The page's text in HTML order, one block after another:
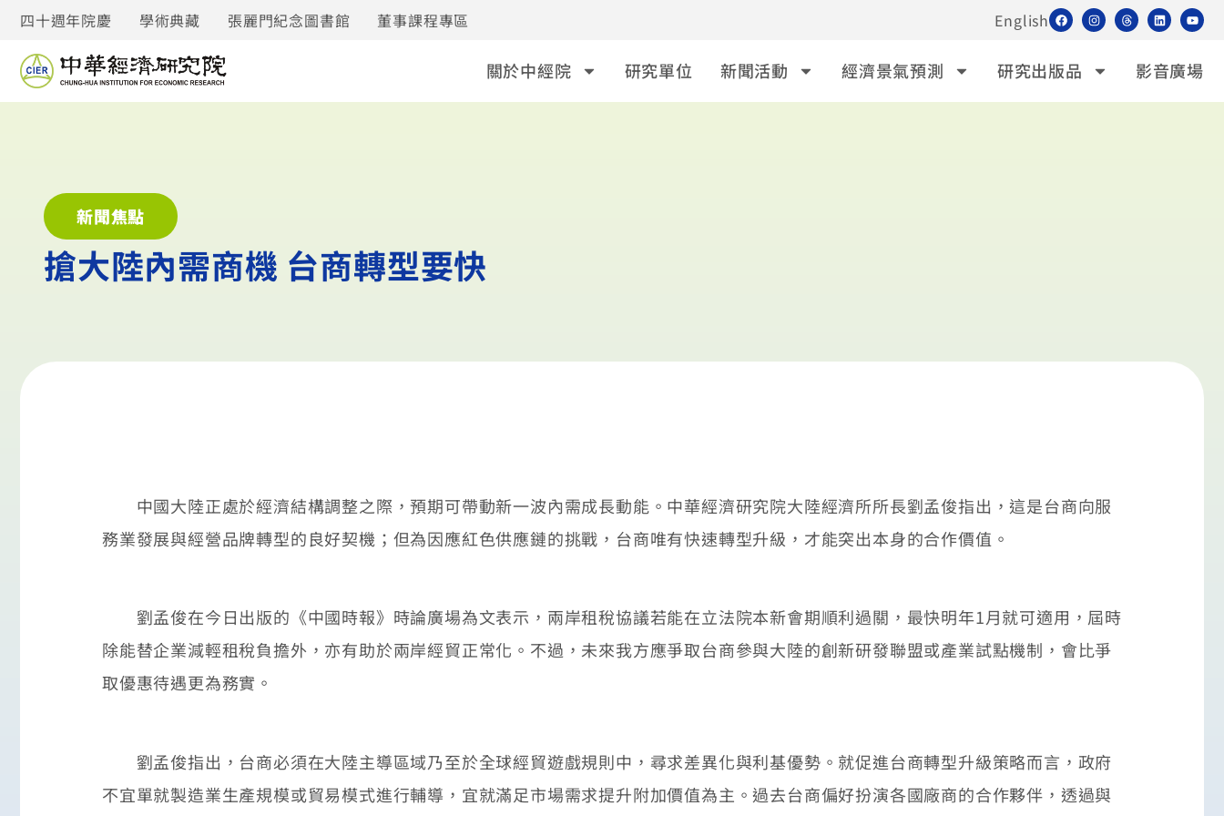
四十週年院慶 學術典藏 張麗門紀念圖書館 董事課程專區 English
關於中經院 研究單位 新聞活動 經濟景氣預測 研究出版品 影音廣場
新聞焦點
搶大陸內需商機 台商轉型要快
中國大陸正處於經濟結構調整之際，預期可帶動新一波內需成長動能。中華經濟研究院大陸經濟所所長劉孟俊指出，這是台商向服
務業發展與經營品牌轉型的良好契機；但為因應紅色供應鏈的挑戰，台商唯有快速轉型升級，才能突出本身的合作價值。
劉孟俊在今日出版的《中國時報》時論廣場為文表示，兩岸租稅協議若能在立法院本新會期順利過關，最快明年1月就可適用，屆時
除能替企業減輕租稅負擔外，亦有助於兩岸經貿正常化。不過，未來我方應爭取台商參與大陸的創新研發聯盟或產業試點機制，會比爭
取優惠待遇更為務實。
劉孟俊指出，台商必須在大陸主導區域乃至於全球經貿遊戲規則中，尋求差異化與利基優勢。就促進台商轉型升級策略而言，政府
不宜單就製造業生產規模或貿易模式進行輔導，宜就滿足市場需求提升附加價值為主。過去台商偏好扮演各國廠商的合作夥伴，透過與